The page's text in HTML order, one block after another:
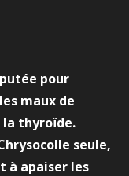
pour
maux de
thyroïde.
seule,
à apaiser les